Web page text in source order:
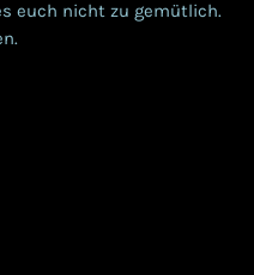
euch nicht zu gemütlich.